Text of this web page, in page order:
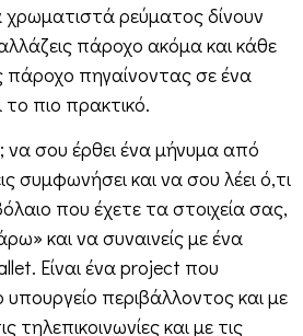
χρωματιστά ρεύματος δίνουν
πάροχο ακόμα και κάθε
πάροχο πηγαίνοντας σε ένα
πιο πρακτικό.
να σου έρθει ένα μήνυμα από
συμφωνήσει και να σου λέει ό,τι
που έχετε τα στοιχεία σας,
και να συναινείς με ένα
Είναι ένα project που
υπουργείο περιβάλλοντος και με
τηλεπικοινωνίες και με τις